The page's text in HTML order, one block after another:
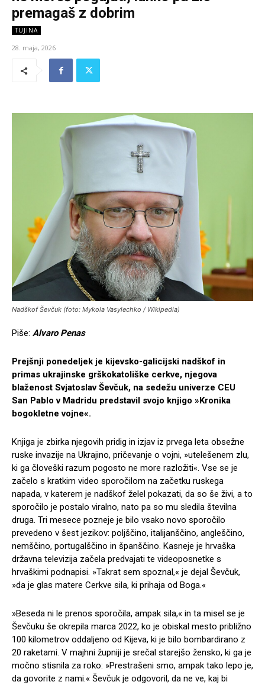
premagaš z dobrim
TUJINA
28. maja, 2026
Nadškof Ševčuk (foto: Mykola Vasylechko / Wikipedia)
Piše: Alvaro Penas
Prejšnji ponedeljek je kijevsko-galicijski nadškof in
primas ukrajinske grškokatoliške cerkve, njegova
blaženost Svjatoslav Ševčuk, na sedežu univerze CEU
San Pablo v Madridu predstavil svojo knjigo »Kronika
bogokletne vojne«.
Knjiga je zbirka njegovih pridig in izjav iz prvega leta obsežne
ruske invazije na Ukrajino, pričevanje o vojni, »utelešenem zlu,
ki ga človeški razum pogosto ne more razložiti«. Vse se je
začelo s kratkim video sporočilom na začetku ruskega
napada, v katerem je nadškof želel pokazati, da so še živi, ​​a to
sporočilo je postalo viralno, nato pa so mu sledila številna
druga. Tri mesece pozneje je bilo vsako novo sporočilo
prevedeno v šest jezikov: poljščino, italijanščino, angleščino,
nemščino, portugalščino in španščino. Kasneje je hrvaška
državna televizija začela predvajati te videoposnetke s
hrvaškimi podnapisi. »Takrat sem spoznal,« je dejal Ševčuk,
»da je glas matere Cerkve sila, ki prihaja od Boga.«
»Beseda ni le prenos sporočila, ampak sila,« in ta misel se je
Ševčuku še okrepila marca 2022, ko je obiskal mesto približno
100 kilometrov oddaljeno od Kijeva, ki je bilo bombardirano z
20 raketami. V majhni župniji je srečal starejšo žensko, ki ga je
močno stisnila za roko: »Prestrašeni smo, ampak tako lepo je,
da govorite z nami.« Ševčuk je odgovoril, da ne ve, kaj bi